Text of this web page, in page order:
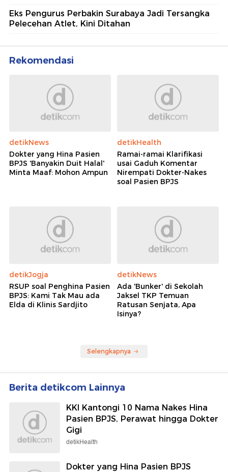
Eks Pengurus Perbakin Surabaya Jadi Tersangka
Pelecehan Atlet, Kini Ditahan
Rekomendasi
detikNews
Dokter yang Hina Pasien
BPJS 'Banyakin Duit Halal'
Minta Maaf: Mohon Ampun
detikHealth
Ramai-ramai Klarifikasi
usai Gaduh Komentar
Nirempati Dokter-Nakes
soal Pasien BPJS
detikJogja
RSUP soal Penghina Pasien
BPJS: Kami Tak Mau ada
Elda di Klinis Sardjito
detikNews
Ada 'Bunker' di Sekolah
Jaksel TKP Temuan
Ratusan Senjata, Apa
Isinya?
Selengkapnya
Berita detikcom Lainnya
KKI Kantongi 10 Nama Nakes Hina
Pasien BPJS, Perawat hingga Dokter
Gigi
detikHealth
Dokter yang Hina Pasien BPJS